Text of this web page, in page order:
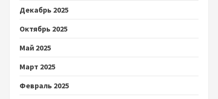
Декабрь 2025
Октябрь 2025
Май 2025
Март 2025
Февраль 2025